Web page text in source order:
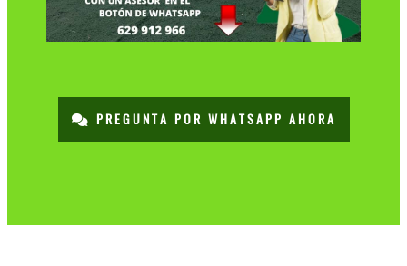
PREGUNTA POR WHATSAPP AHORA